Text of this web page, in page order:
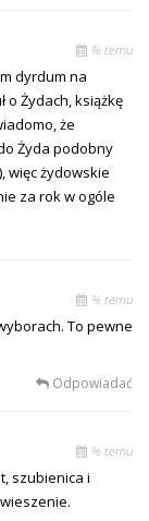
% temu
dyrdum na
o Żydach, książkę
że
Żyda podobny
więc żydowskie
za rok w ogóle
% temu
To pewne
Odpowiadać
% temu
szubienica i